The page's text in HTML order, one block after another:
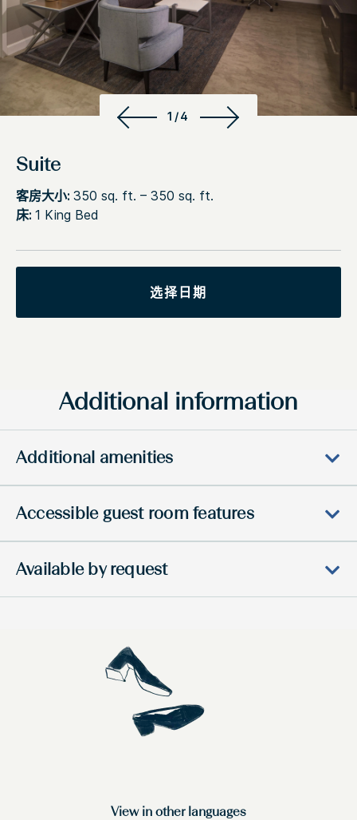
1/4
Suite
客房大小: 350 sq. ft. – 350 sq. ft.
床: 1 King Bed
选择日期
Additional information
Additional amenities
Accessible guest room features
Available by request
View in other languages